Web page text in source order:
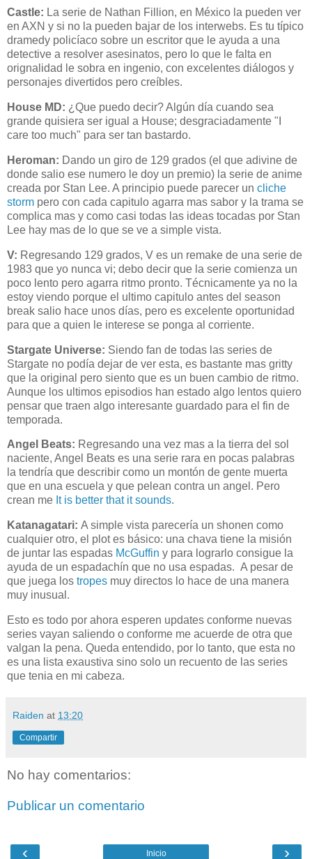
Castle: La serie de Nathan Fillion, en México la pueden ver
en AXN y si no la pueden bajar de los interwebs. Es tu típico
dramedy policíaco sobre un escritor que le ayuda a una
detective a resolver asesinatos, pero lo que le falta en
orignalidad le sobra en ingenio, con excelentes diálogos y
personajes divertidos pero creíbles.
House MD: ¿Que puedo decir? Algún día cuando sea
grande quisiera ser igual a House; desgraciadamente "I
care too much" para ser tan bastardo.
Heroman: Dando un giro de 129 grados (el que adivine de
donde salio ese numero le doy un premio) la serie de anime
creada por Stan Lee. A principio puede parecer un cliche
storm pero con cada capitulo agarra mas sabor y la trama se
complica mas y como casi todas las ideas tocadas por Stan
Lee hay mas de lo que se ve a simple vista.
V: Regresando 129 grados, V es un remake de una serie de
1983 que yo nunca vi; debo decir que la serie comienza un
poco lento pero agarra ritmo pronto. Técnicamente ya no la
estoy viendo porque el ultimo capitulo antes del season
break salio hace unos días, pero es excelente oportunidad
para que a quien le interese se ponga al corriente.
Stargate Universe: Siendo fan de todas las series de
Stargate no podía dejar de ver esta, es bastante mas gritty
que la original pero siento que es un buen cambio de ritmo.
Aunque los ultimos episodios han estado algo lentos quiero
pensar que traen algo interesante guardado para el fin de
temporada.
Angel Beats: Regresando una vez mas a la tierra del sol
naciente, Angel Beats es una serie rara en pocas palabras
la tendría que describir como un montón de gente muerta
que en una escuela y que pelean contra un angel . Pero
crean me It is better that it sounds.
Katanagatari: A simple vista parecería un shonen como
cualquier otro, el plotes básico: una chava tiene la misión
de juntar las espadas McGuffin y para lograrlo consigue la
ayuda de un espadachín que no usa espadas. A pesar de
que juega los tropes muy directos lo hace de una manera
muy inusual .
Esto es todo por ahora esperen updates conforme nuevas
series vayan saliendo o conforme me acuerde de otra que
valgan la pena. Queda entendido, por lo tanto, que esta no
es una lista exaustiva sino solo un recuento de las series
que tenia en mi cabeza.
Raiden at 13:20
Compartir
No hay comentarios:
Publicar un comentario
‹ ›
Inicio